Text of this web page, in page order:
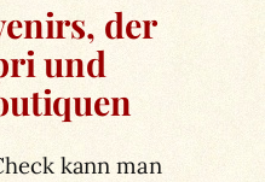
der
und
kann man